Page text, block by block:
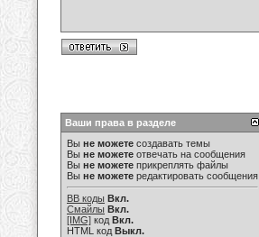
Ваши права в разделе
Вы не можете создавать темы
Вы не можете отвечать на сообщения
Вы не можете прикреплять файлы
Вы не можете редактировать сообщения
BB коды Вкл.
Смайлы Вкл.
[IMG] код Вкл.
HTML код Выкл.